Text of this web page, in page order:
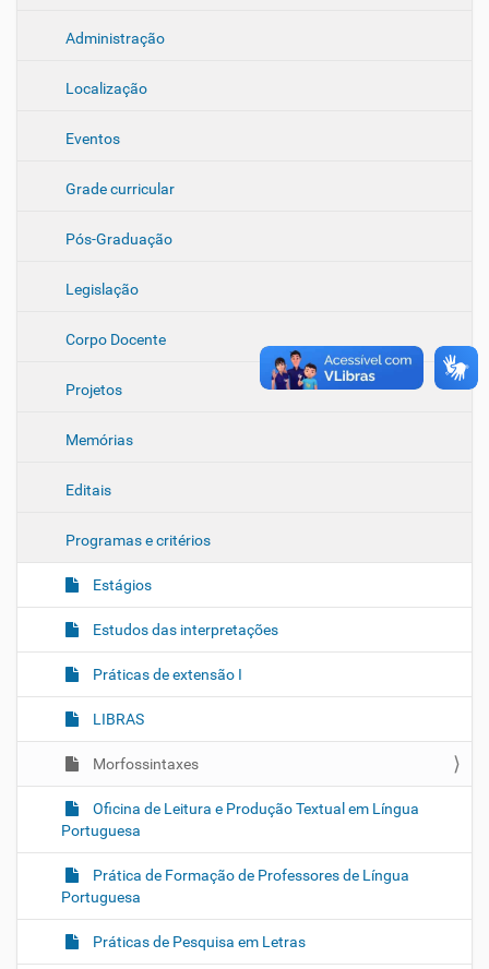
Administração
Localização
Eventos
Grade curricular
Pós-Graduação
Legislação
Corpo Docente
Projetos
Memórias
Editais
Programas e critérios
Estágios
Estudos das interpretações
Práticas de extensão I
LIBRAS
Morfossintaxes
Oficina de Leitura e Produção Textual em Língua
Portuguesa
Prática de Formação de Professores de Língua
Portuguesa
Práticas de Pesquisa em Letras